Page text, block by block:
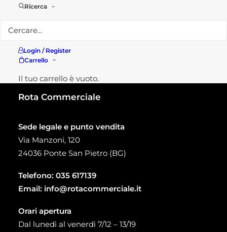
Ricerca
Login / Register
Carrello
Il tuo carrello è vuoto.
SCORREVOLE MAT MONOPARETE
Rota Commerciale
Sede legale e punto vendita
Via Manzoni, 120
24036 Ponte San Pietro (BG)
Telefono: 035 617139
Email: info@rotacommerciale.it
Orari apertura
Dal lunedì al venerdì 7/12 – 13/19